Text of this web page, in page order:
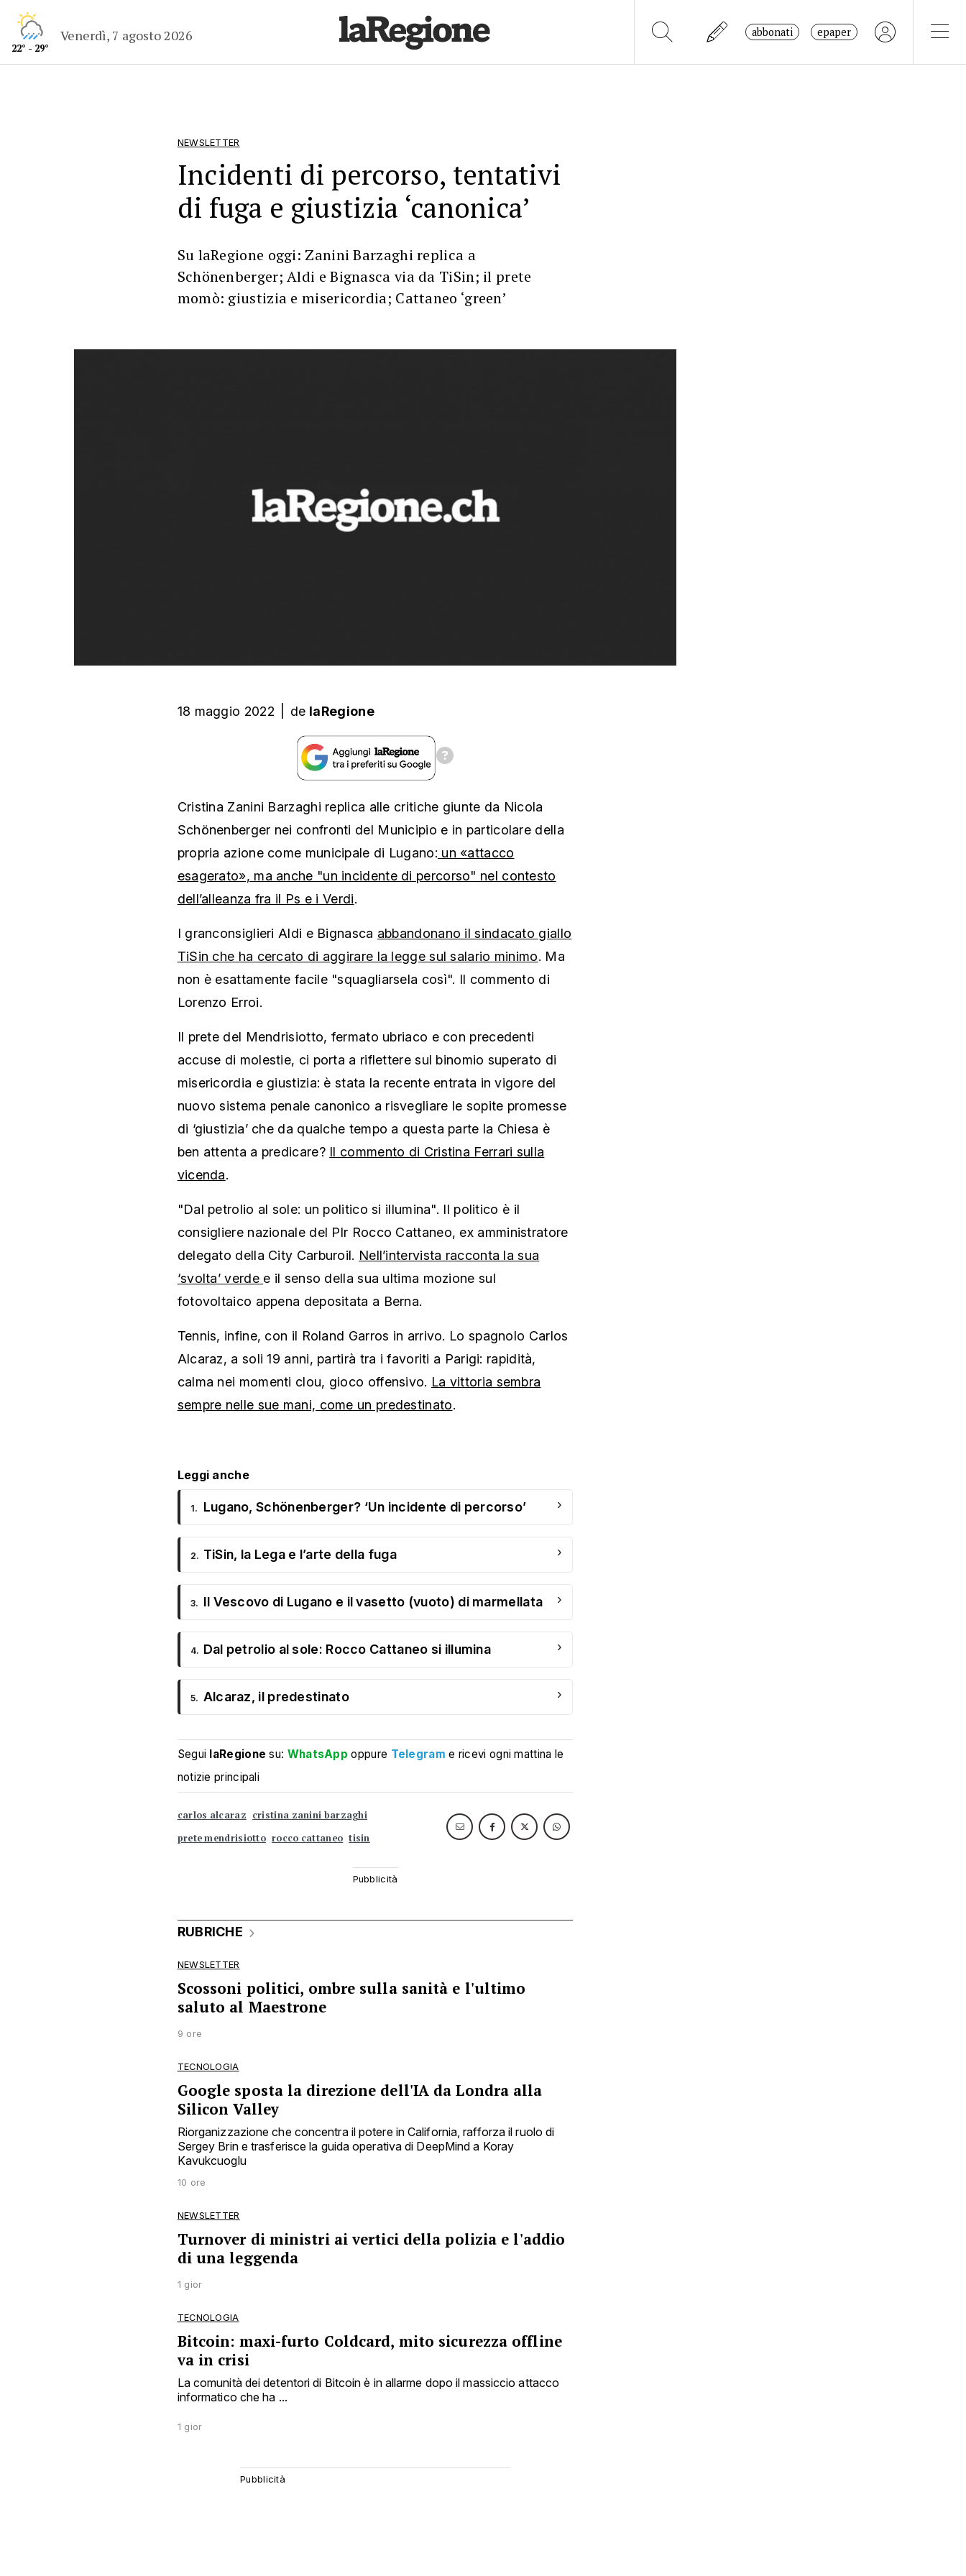
22° - 29°
Venerdì, 7 agosto 2026 abbonati epaper
NEWSLETTER
Incidenti di percorso, tentativi
di fuga e giustizia ‘canonica’
Su laRegione oggi: Zanini Barzaghi replica a
Schönenberger; Aldi e Bignasca via da TiSin; il prete
momò: giustizia e misericordia; Cattaneo ‘green’
18 maggio 2022 de laRegione
Cristina Zanini Barzaghi replica alle critiche giunte da Nicola
Schönenberger nei confronti del Municipio e in particolare della
propria azione come municipale di Lugano: un «attacco
esagerato», ma anche "un incidente di percorso" nel contesto
dell’alleanza fra il Ps e i Verdi.
I granconsiglieri Aldi e Bignasca abbandonano il sindacato giallo
TiSin che ha cercato di aggirare la legge sul salario minimo. Ma
non è esattamente facile "squagliarsela così". Il commento di
Lorenzo Erroi.
Il prete del Mendrisiotto, fermato ubriaco e con precedenti
accuse di molestie, ci porta a riflettere sul binomio superato di
misericordia e giustizia: è stata la recente entrata in vigore del
nuovo sistema penale canonico a risvegliare le sopite promesse
di ‘giustizia’ che da qualche tempo a questa parte la Chiesa è
ben attenta a predicare? Il commento di Cristina Ferrari sulla
vicenda.
"Dal petrolio al sole: un politico si illumina". Il politico è il
consigliere nazionale del Plr Rocco Cattaneo, ex amministratore
delegato della City Carburoil. Nell’intervista racconta la sua
‘svolta’ verde e il senso della sua ultima mozione sul
fotovoltaico appena depositata a Berna.
Tennis, infine, con il Roland Garros in arrivo. Lo spagnolo Carlos
Alcaraz, a soli 19 anni, partirà tra i favoriti a Parigi: rapidità,
calma nei momenti clou, gioco offensivo. La vittoria sembra
sempre nelle sue mani, come un predestinato.
Leggi anche
1. Lugano, Schönenberger? ‘Un incidente di percorso’ ›
2. TiSin, la Lega e l’arte della fuga ›
3. Il Vescovo di Lugano e il vasetto (vuoto) di marmellata ›
4. Dal petrolio al sole: Rocco Cattaneo si illumina ›
5. Alcaraz, il predestinato ›
Segui laRegione su: WhatsApp oppure Telegram e ricevi ogni mattina le
notizie principali
carlos alcaraz cristina zanini barzaghi
prete mendrisiotto rocco cattaneo tisin
RUBRICHE
NEWSLETTER
Scossoni politici, ombre sulla sanità e l'ultimo
saluto al Maestrone
9 ore
TECNOLOGIA
Google sposta la direzione dell'IA da Londra alla
Silicon Valley
Riorganizzazione che concentra il potere in California, rafforza il ruolo di
Sergey Brin e trasferisce la guida operativa di DeepMind a Koray
Kavukcuoglu
10 ore
NEWSLETTER
Turnover di ministri ai vertici della polizia e l'addio
di una leggenda
1 gior
TECNOLOGIA
Bitcoin: maxi-furto Coldcard, mito sicurezza offline
va in crisi
La comunità dei detentori di Bitcoin è in allarme dopo il massiccio attacco
informatico che ha ...
1 gior